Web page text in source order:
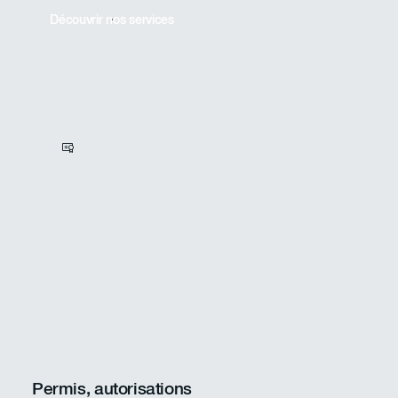
Découvrir nos services
Permis, autorisations